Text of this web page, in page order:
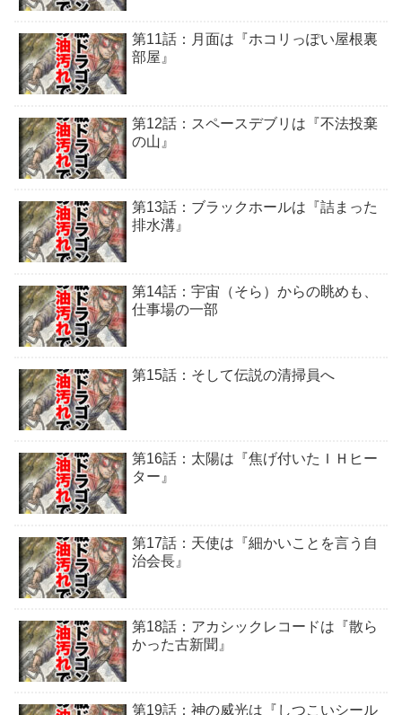
第11話：月面は『ホコリっぽい屋根裏
部屋』
第12話：スペースデブリは『不法投棄
の山』
第13話：ブラックホールは『詰まった
排水溝』
第14話：宇宙（そら）からの眺めも、
仕事場の一部
第15話：そして伝説の清掃員へ
第16話：太陽は『焦げ付いたＩＨヒー
ター』
第17話：天使は『細かいことを言う自
治会長』
第18話：アカシックレコードは『散ら
かった古新聞』
第19話：神の威光は『しつこいシール